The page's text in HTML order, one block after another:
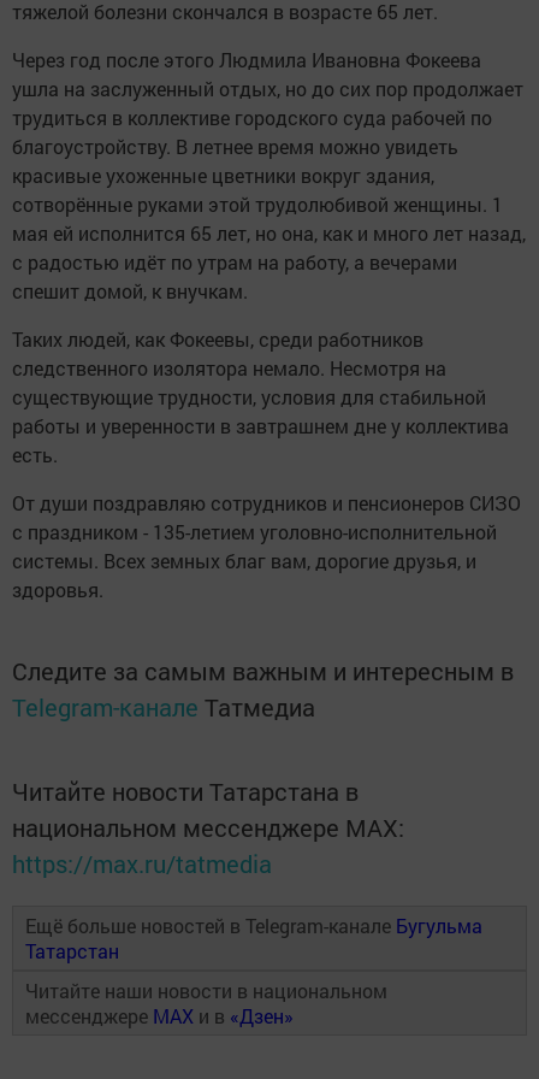
тяжелой болезни скончался в возрасте 65 лет.
Через год после этого Людмила Ивановна Фокеева
ушла на заслуженный отдых, но до сих пор продолжает
трудиться в коллективе городского суда рабочей по
благоустройству. В летнее время можно увидеть
красивые ухоженные цветники вокруг здания,
сотворённые руками этой трудолюбивой женщины. 1
мая ей исполнится 65 лет, но она, как и много лет назад,
с радостью идёт по утрам на работу, а вечерами
спешит домой, к внучкам.
Таких людей, как Фокеевы, среди работников
следственного изолятора немало. Несмотря на
существующие трудности, условия для стабильной
работы и уверенности в завтрашнем дне у коллектива
есть.
От души поздравляю сотрудников и пенсионеров СИЗО
с праздником - 135-летием уголовно-исполнительной
системы. Всех земных благ вам, дорогие друзья, и
здоровья.
Следите за самым важным и интересным в
Telegram-канале Татмедиа
Читайте новости Татарстана в
национальном мессенджере MАХ:
https://max.ru/tatmedia
Ещё больше новостей в Telegram-канале Бугульма
Татарстан
Читайте наши новости в национальном
мессенджере MAX и в «Дзен»